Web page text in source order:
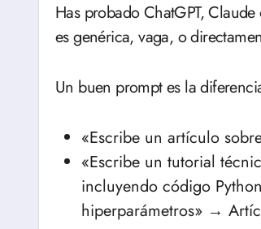
Has probado ChatGPT, Claude o Gemini. Te emociona la IA. Escribes un prompt… y la respuesta
es genérica, vaga, o
Un buen prompt es la
«Escribe un artículo
«Escribe un tutorial
incluyendo código
hiperparámetros» →